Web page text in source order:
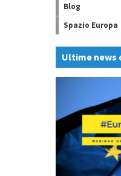
Blog
Spazio Europa
Ultime news